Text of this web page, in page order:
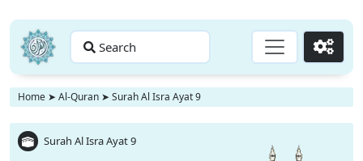
Search Go
Home ➤ Al-Quran ➤ Surah Al Isra Ayat 9
Surah Al Isra Ayat 9